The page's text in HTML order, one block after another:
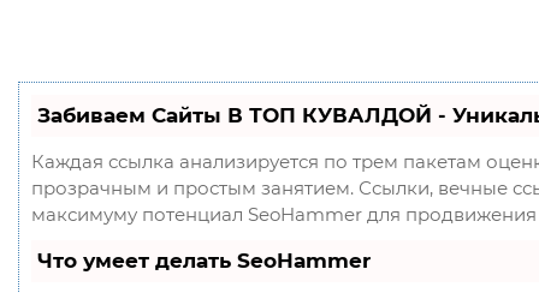
Забиваем Сайты В ТОП КУВАЛДОЙ -
Каждая ссылка анализируется по трем пакетам
прозрачным и простым занятием. Ссылки, вечные
максимуму потенциал SeoHammer для продвижения
Что умеет делать SeoHammer